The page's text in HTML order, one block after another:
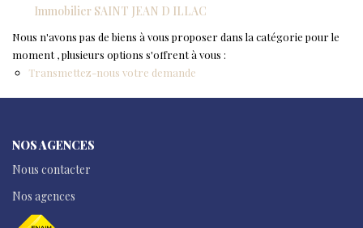
CONTACT
Immobilier SAINT JEAN D ILLAC
Nous n'avons pas de biens à vous proposer dans la catégorie pour le
moment , plusieurs options s'offrent à vous :
Transmettez-nous votre demande
NOS AGENCES
Nous contacter
Nos agences